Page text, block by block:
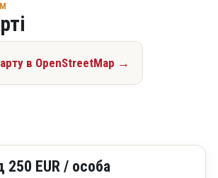
в OpenStreetMap →
250 EUR / особа